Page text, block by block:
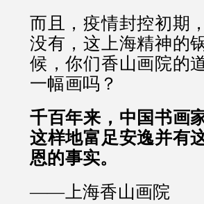
而且，疫情封控初期
没有，这上海精神的
候，你们香山画院的
一幅画吗？
千百年来，中国书画
这样地富足安逸并有
恩的事实。
——上海香山画院